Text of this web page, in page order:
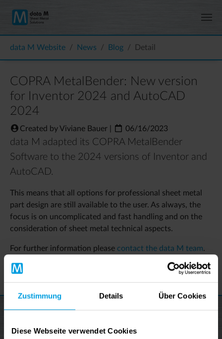
Zustimmung Details Über Cookies
Diese Webseite verwendet Cookies
data M Website
News Blog Detail
COPRA MetalBender: New version
for Inventor 2024 and AutoCAD
2024
Created by Viviane Bauer 06/16/2023
data M adapted its COPRA MetalBender
Software to the 2024 versions of Inventor and
AutoCAD.
This means that all options for professional sheet metal
part design are still available to the user. As always, the
focus is on uncomplicated and fast handling and on the
consideration of sheet metal technical aspects.
For further information please contact the data M team.
Back